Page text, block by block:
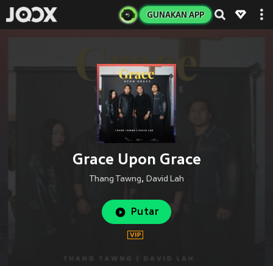
GUNAKAN APP
Grace Upon Grace
Thang Tawng, David Lah
Putar